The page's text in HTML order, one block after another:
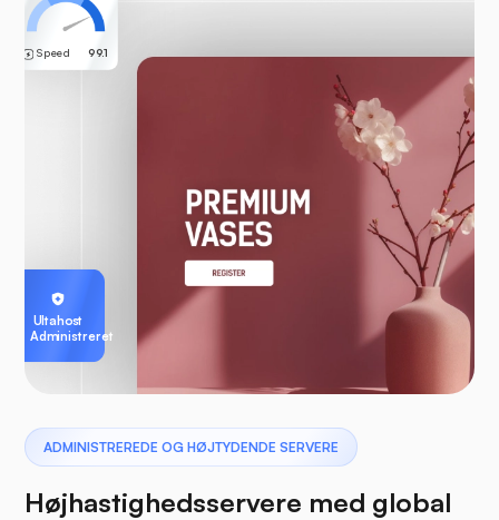
ADMINISTREREDE OG HØJTYDENDE SERVERE
Højhastighedsservere med global
Speed 99.1
Ultahost
Administreret